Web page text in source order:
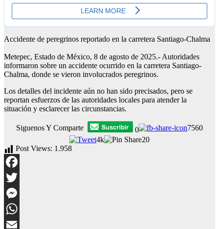
Accidente de peregrinos reportado en la carretera Santiago-Chalma
Metepec, Estado de México, 8 de agosto de 2025.- Autoridades
informaron sobre un accidente ocurrido en la carretera Santiago-
Chalma, donde se vieron involucrados peregrinos.
Los detalles del incidente aún no han sido precisados, pero se
reportan esfuerzos de las autoridades locales para atender la
situación y esclarecer las circunstancias.
Siguenos Y Comparte 0
7560
4k
20
Post Views: 1.958
Facebook
Twitter
Messenger
WhatsApp